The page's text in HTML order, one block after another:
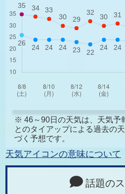
※ 46～90日の天気は、天気予
とのタイアップによる過去の
づく予想です。
天気アイコンの意味について
話題の